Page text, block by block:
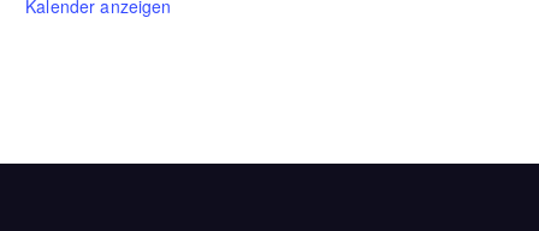
Kalender anzeigen